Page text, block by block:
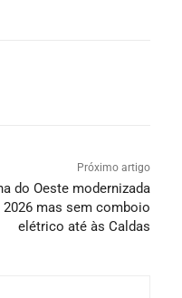
Próximo artigo
do Oeste modernizada
2026 mas sem comboio
elétrico até às Caldas